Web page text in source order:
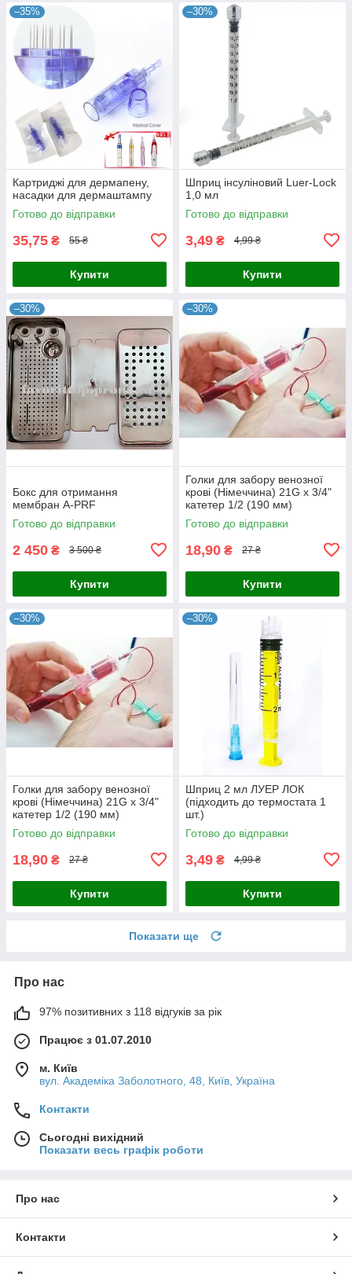
–35%
Картриджі для дермапену,
насадки для дермаштампу
Готово до відправки
35,75 ₴ 55 ₴
Купити
–30%
Шприц інсуліновий Luer-Lock
1,0 мл
Готово до відправки
3,49 ₴ 4,99 ₴
Купити
–30%
Бокс для отримання
мембран A-PRF
Готово до відправки
2 450 ₴ 3 500 ₴
Купити
–30%
Голки для забору венозної
крові (Німеччина) 21G x 3/4"
катетер 1/2 (190 мм)
Готово до відправки
18,90 ₴ 27 ₴
Купити
–30%
Голки для забору венозної
крові (Німеччина) 21G x 3/4"
катетер 1/2 (190 мм)
Готово до відправки
18,90 ₴ 27 ₴
Купити
–30%
Шприц 2 мл ЛУЕР ЛОК
(підходить до термостата 1
шт.)
Готово до відправки
3,49 ₴ 4,99 ₴
Купити
Показати ще
Про нас
97% позитивних з 118 відгуків за рік
Працює з 01.07.2010
м. Київ
вул. Академіка Заболотного, 48, Київ, Україна
Контакти
Сьогодні вихідний
Показати весь графік роботи
Про нас
Контакти